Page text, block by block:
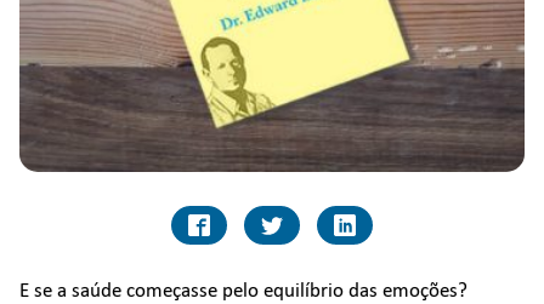
E se a saúde começasse pelo equilíbrio das emoções?